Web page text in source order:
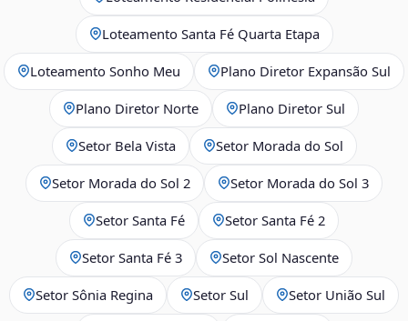
Loteamento Santa Fé Quarta Etapa
Loteamento Sonho Meu Plano Diretor Expansão Sul
Plano Diretor Norte Plano Diretor Sul
Setor Bela Vista Setor Morada do Sol
Setor Morada do Sol 2 Setor Morada do Sol 3
Setor Santa Fé Setor Santa Fé 2
Setor Santa Fé 3 Setor Sol Nascente
Setor Sônia Regina Setor Sul Setor União Sul